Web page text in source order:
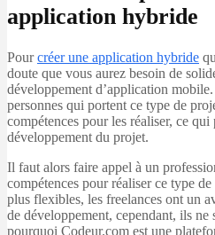
application hybride
Pourcréer une application hybride
doute que vous aurez besoin de
développement d’application
personnes qui portent ce type de
compétences pour les réaliser, ce qui
développement du projet.
Il faut alors faire appel à un
compétences pour réaliser ce type
plus flexibles, les freelances ont un
de développement, cependant, ils ne
pourquoi Codeur.com est une